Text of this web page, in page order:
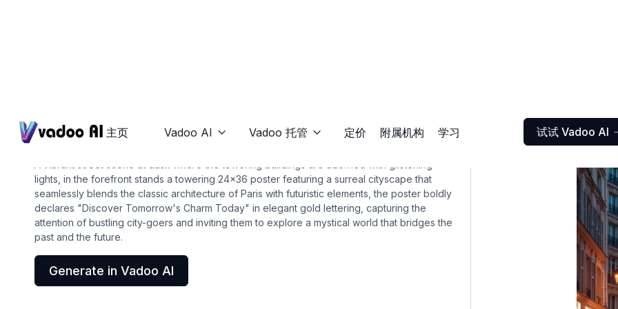
主页 Vadoo AI  Vadoo 托管  定价 附属机构 学习 试试 Vadoo AI
24x36 poster
lights, in the forefront stands a towering 24x36 poster featuring a surreal cityscape that
seamlessly blends the classic architecture of Paris with futuristic elements, the poster boldly
declares "Discover Tomorrow's Charm Today" in elegant gold lettering, capturing the
attention of bustling city-goers and inviting them to explore a mystical world that bridges the
past and the future.
Generate in Vadoo AI